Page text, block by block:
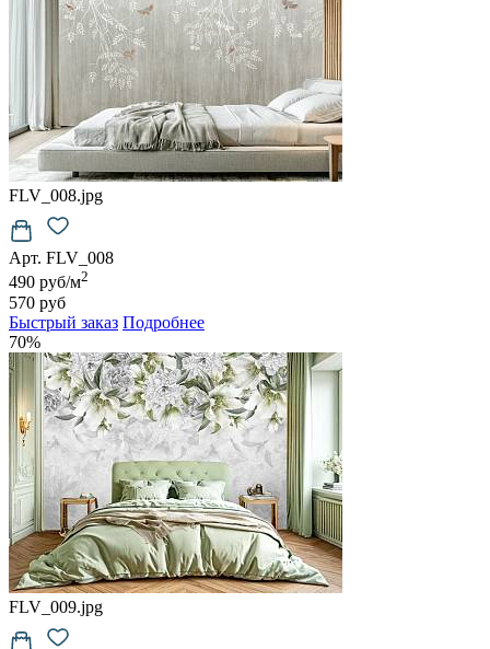
FLV_008.jpg
Арт. FLV_008
490 руб/м2
570 руб
Быстрый заказ Подробнее
70%
FLV_009.jpg